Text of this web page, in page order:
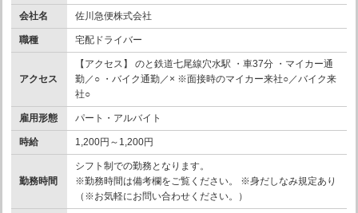
会社名 佐川急便株式会社
職種 宅配ドライバー
アクセス
【アクセス】 のと鉄道七尾線穴水駅 ・車37分 ・マイカー通
勤／○ ・バイク通勤／× ※面接時のマイカー来社○／バイク来
社○
雇用形態 パート・アルバイト
時給 1,200円～1,200円
勤務時間
シフト制での勤務となります。
※勤務時間は備考欄をご覧ください。 ※身だしなみ規定あり
（※お気軽にお問い合わせください。）